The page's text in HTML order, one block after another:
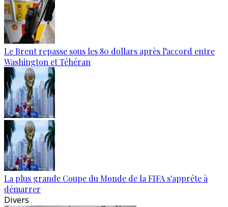
Le Brent repasse sous les 80 dollars après l’accord entre
Washington et Téhéran
La plus grande Coupe du Monde de la FIFA s'apprête à
démarrer
Divers